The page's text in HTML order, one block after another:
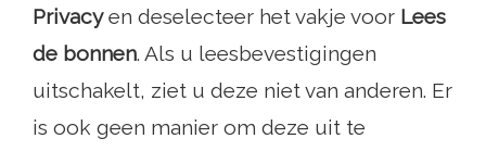
Privacyen deselecteer het vakje voor Lees
de bonnen. Als u leesbevestigingen
uitschakelt, ziet u deze niet van anderen. Er
is ook geen manier om deze uit te